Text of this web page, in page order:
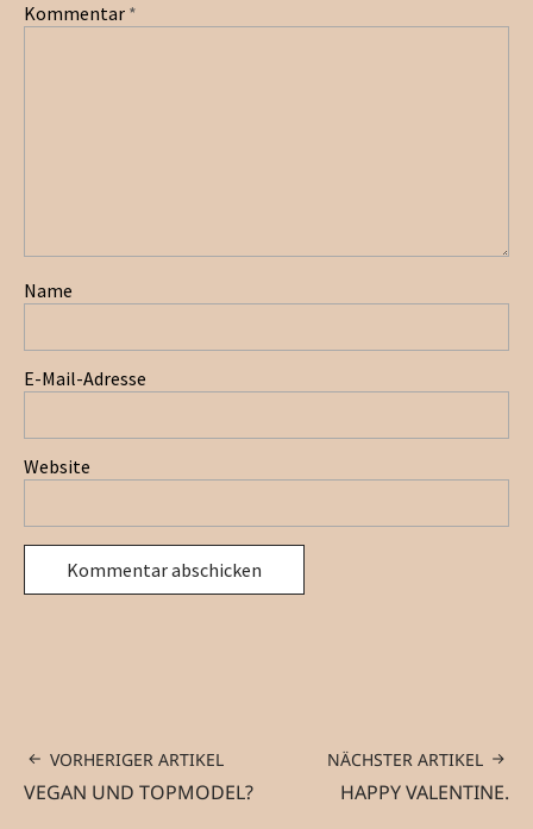
Kommentar *
Name
E-Mail-Adresse
Website
VORHERIGER ARTIKEL
VEGAN UND TOPMODEL?
NÄCHSTER ARTIKEL
HAPPY VALENTINE.